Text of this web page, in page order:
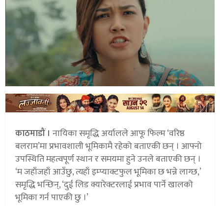
काठमाडौं । नायिका समृद्धि अर्यालले आफू फिल्म ‘वरिष्ठ
बलराम’मा प्रभावशाली भूमिकामै रहेको बताएकी छन् । आफ्नो
उपस्थिति महत्वपूर्ण स्थान र समयमा हुने उनले बताएकी छन् ।
‘म जहाँजहाँ आउँछु, त्यहाँ इम्प्याक्टफुल भूमिका छ भन्ने लाग्छ,’
समृद्धि भन्छिन्, ‘दुई लिड क्यारेक्टरलाई प्रभाव पार्ने खालको
भूमिका गर्न पाएकी छु ।’